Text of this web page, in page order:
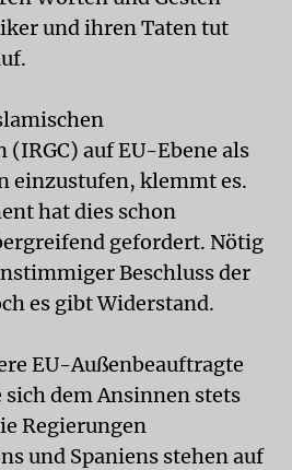
und ihren Taten tut
auf EU-Ebene als
einzustufen, klemmt es.
hat dies schon
gefordert. Nötig
Beschluss der
es gibt Widerstand.
EU-Außenbeauftragte
sich dem Ansinnen stets
Regierungen
und Spaniens stehen auf